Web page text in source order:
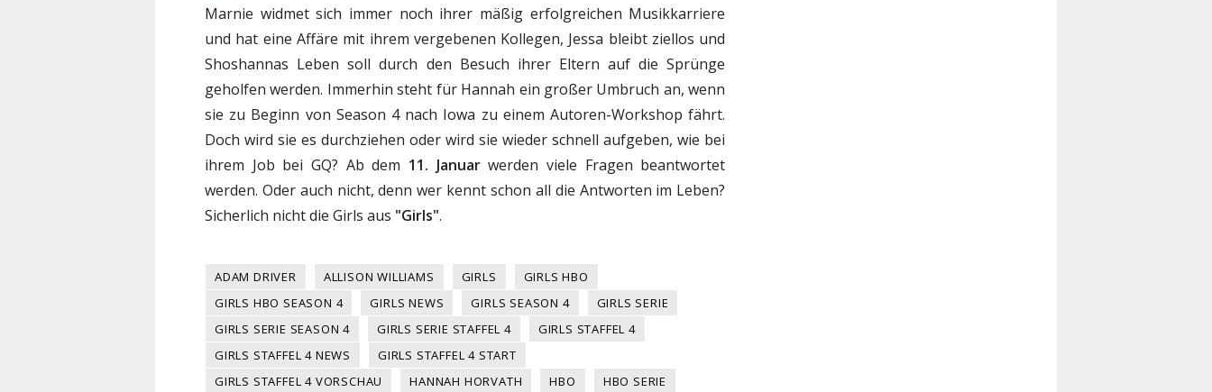
Marnie widmet sich immer noch ihrer mäßig erfolgreichen Musikkarriere
und hat eine Affäre mit ihrem vergebenen Kollegen, Jessa bleibt ziellos und
Shoshannas Leben soll durch den Besuch ihrer Eltern auf die Sprünge
geholfen werden. Immerhin steht für Hannah ein großer Umbruch an, wenn
sie zu Beginn von Season 4 nach Iowa zu einem Autoren-Workshop fährt.
Doch wird sie es durchziehen oder wird sie wieder schnell aufgeben, wie bei
ihrem Job bei GQ? Ab dem 11. Januarwerden viele Fragen beantwortet
werden. Oder auch nicht, denn wer kennt schon all die Antworten im Leben?
Sicherlich nicht die Girls aus "Girls".
ADAM DRIVER ALLISON WILLIAMS GIRLS
GIRLS HBO
GIRLS HBO SEASON 4
GIRLS NEWS GIRLS SEASON 4
GIRLS SERIE
GIRLS SERIE SEASON 4
GIRLS SERIE STAFFEL 4
GIRLS STAFFEL 4
GIRLS STAFFEL 4 NEWS
GIRLS STAFFEL 4 START
GIRLS STAFFEL 4 VORSCHAU
HANNAH HORVATH HBO
HBO SERIE